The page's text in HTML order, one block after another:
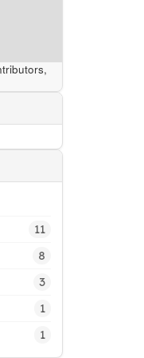
11
8
3
1
1